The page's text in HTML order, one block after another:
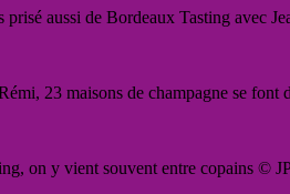
prisé aussi de Bordeaux Tasting avec
23 maisons de champagne se font
on y vient souvent entre copains ©